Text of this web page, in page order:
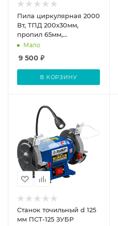
Пила циркулярная 2000
Вт, ТПД 200х30мм,
пропил 65мм,
КРЕПЛЕНИЕ К СТОЛУ,
Мало
9 500 ₽
В КОРЗИНУ
Станок точильный d 125
мм ПСТ-125 ЗУБР